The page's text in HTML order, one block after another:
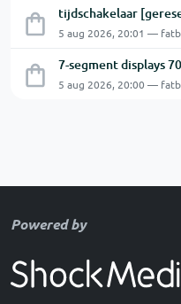
tijdschakelaar
5 aug 2026, 20:01 —
7-segment displays
5 aug 2026, 20:00 —
Powered by